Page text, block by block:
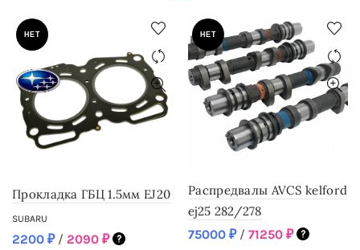
НЕТ
Прокладка ГБЦ 1.5мм EJ20
SUBARU
2200 ₽ / 2090 ₽
НЕТ
Распредвалы AVCS kelford
ej25 282/278
75000 ₽ / 71250 ₽